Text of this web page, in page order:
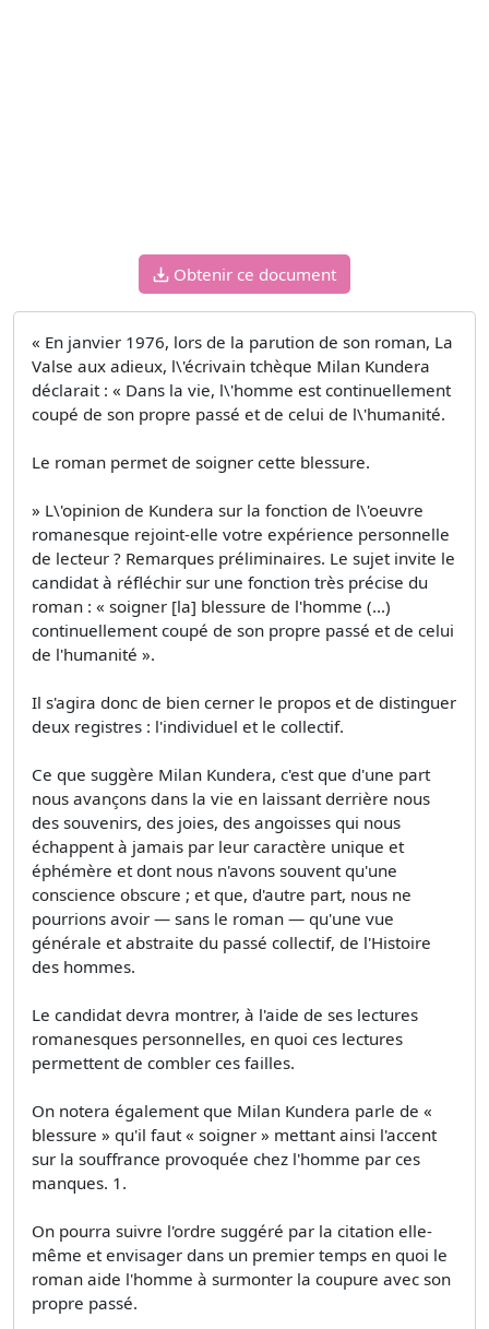
Obtenir ce document
« En janvier 1976, lors de la parution de son roman, La
Valse aux adieux, l\'écrivain tchèque Milan Kundera
déclarait : « Dans la vie, l\'homme est continuellement
coupé de son propre passé et de celui de l\'humanité.
Le roman permet de soigner cette blessure.
» L\'opinion de Kundera sur la fonction de l\'oeuvre
romanesque rejoint-elle votre expérience personnelle
de lecteur ? Remarques préliminaires. Le sujet invite le
candidat à réfléchir sur une fonction très précise du
roman : « soigner [la] blessure de l'homme (...)
continuellement coupé de son propre passé et de celui
de l'humanité ».
Il s'agira donc de bien cerner le propos et de distinguer
deux registres : l'individuel et le collectif.
Ce que suggère Milan Kundera, c'est que d'une part
nous avançons dans la vie en laissant derrière nous
des souvenirs, des joies, des angoisses qui nous
échappent à jamais par leur caractère unique et
éphémère et dont nous n'avons souvent qu'une
conscience obscure ; et que, d'autre part, nous ne
pourrions avoir — sans le roman — qu'une vue
générale et abstraite du passé collectif, de l'Histoire
des hommes.
Le candidat devra montrer, à l'aide de ses lectures
romanesques personnelles, en quoi ces lectures
permettent de combler ces failles.
On notera également que Milan Kundera parle de «
blessure » qu'il faut « soigner » mettant ainsi l'accent
sur la souffrance provoquée chez l'homme par ces
manques. 1.
On pourra suivre l'ordre suggéré par la citation elle-
même et envisager dans un premier temps en quoi le
roman aide l'homme à surmonter la coupure avec son
propre passé.